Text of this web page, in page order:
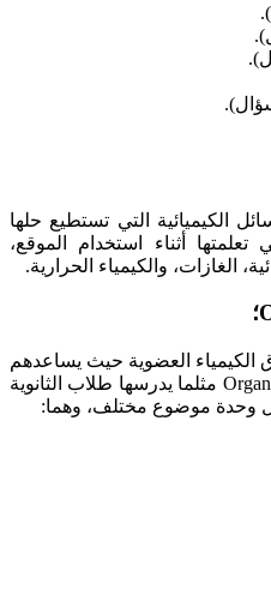
الكيميائية التي تستطيع حلها
أثناء استخدام الموقع،
الغازات، والكيمياء الحرارية.
العضوية حيث يساعدهم
على تعليم أساسيات Organic Chemistry مثلما يدرسها طلاب الثانوية
وحدة موضوع مختلف، وهما: